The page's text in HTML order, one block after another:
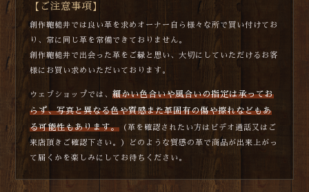
【ご注意事項】
創作鞄槌井では良い革を求めオーナー自ら様々な所で買い付けてお
り、常に同じ革を常備できておりません。
創作鞄槌井で出会った革をご縁と思い、大切にしていただけるお客
様にお買い求めいただいております。
ウェブショップでは、 細かい色合いや風合いの指定は承ってお
らず、写真と異なる色や質感また革固有の傷や擦れなどもあ
る可能性もあります。（革を確認されたい方はビデオ通話又はご
来店頂きご確認下さい。）どのような質感の革で商品が出来上がっ
て届くかを楽しみにしてお待ちください。